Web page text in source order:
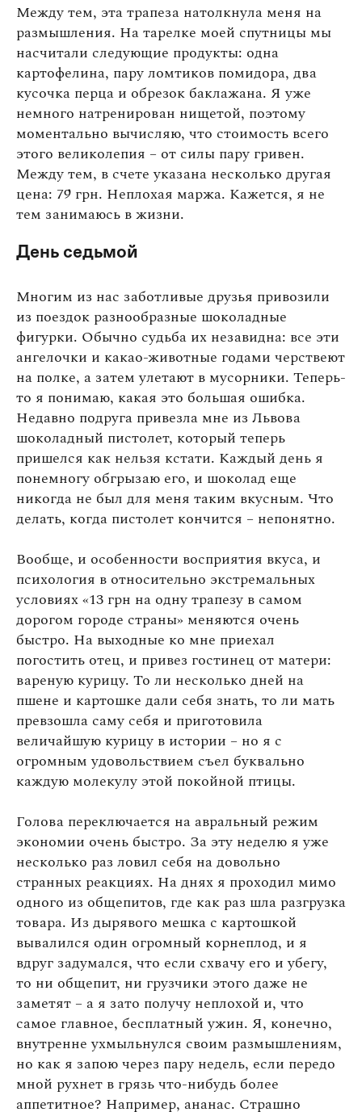
Между тем, эта трапеза натолкнула меня на
размышления. На тарелке моей спутницы мы
насчитали следующие продукты: одна
картофелина, пару ломтиков помидора, два
кусочка перца и обрезок баклажана. Я уже
немного натренирован нищетой, поэтому
моментально вычисляю, что стоимость всего
этого великолепия – от силы пару гривен.
Между тем, в счете указана несколько другая
цена: 79 грн. Неплохая маржа. Кажется, я не
тем занимаюсь в жизни.
День седьмой
Многим из нас заботливые друзья привозили
из поездок разнообразные шоколадные
фигурки. Обычно судьба их незавидна: все эти
ангелочки и какао-животные годами черствеют
на полке, а затем улетают в мусорники. Теперь-
то я понимаю, какая это большая ошибка.
Недавно подруга привезла мне из Львова
шоколадный пистолет, который теперь
пришелся как нельзя кстати. Каждый день я
понемногу обгрызаю его, и шоколад еще
никогда не был для меня таким вкусным. Что
делать, когда пистолет кончится – непонятно.
Вообще, и особенности восприятия вкуса, и
психология в относительно экстремальных
условиях «13 грн на одну трапезу в самом
дорогом городе страны» меняются очень
быстро. На выходные ко мне приехал
погостить отец, и привез гостинец от матери:
вареную курицу. То ли несколько дней на
пшене и картошке дали себя знать, то ли мать
превзошла саму себя и приготовила
величайшую курицу в истории – но я с
огромным удовольствием съел буквально
каждую молекулу этой покойной птицы.
Голова переключается на авральный режим
экономии очень быстро. За эту неделю я уже
несколько раз ловил себя на довольно
странных реакциях. На днях я проходил мимо
одного из общепитов, где как раз шла разгрузка
товара. Из дырявого мешка с картошкой
вывалился один огромный корнеплод, и я
вдруг задумался, что если схвачу его и убегу,
то ни общепит, ни грузчики этого даже не
заметят – а я зато получу неплохой и, что
самое главное, бесплатный ужин. Я, конечно,
внутренне ухмыльнулся своим размышлениям,
но как я запою через пару недель, если передо
мной рухнет в грязь что-нибудь более
аппетитное? Например, ананас. Страшно